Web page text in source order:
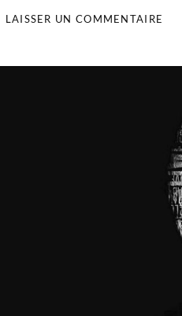
LAISSER UN COMMENTAIRE